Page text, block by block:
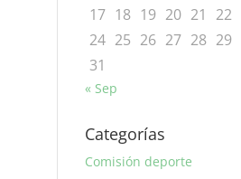
17 18 19 20 21 22
24 25 26 27 28 29
31
« Sep
Categorías
Comisión deporte